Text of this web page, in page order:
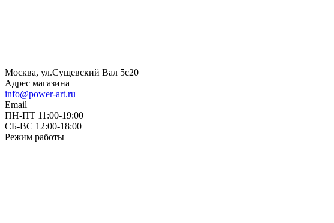
Москва, ул.Сущевский Вал 5с20
Адрес магазина
info@power-art.ru
Email
ПН-ПТ 11:00-19:00
СБ-ВС 12:00-18:00
Режим работы